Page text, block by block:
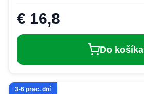
€ 16,8
Do košíka
3-6 prac. dní